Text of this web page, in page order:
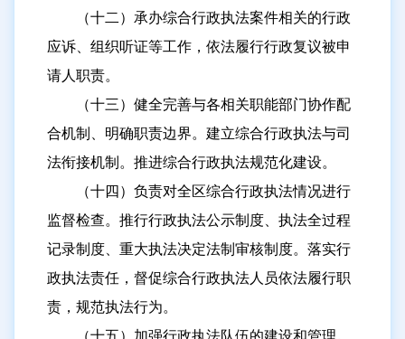
（十二）承办综合行政执法案件相关的行政
应诉、组织听证等工作，依法履行行政复议被申
请人职责。
（十三）健全完善与各相关职能部门协作配
合机制、明确职责边界。建立综合行政执法与司
法衔接机制。推进综合行政执法规范化建设。
（十四）负责对全区综合行政执法情况进行
监督检查。推行行政执法公示制度、执法全过程
记录制度、重大执法决定法制审核制度。落实行
政执法责任，督促综合行政执法人员依法履行职
责，规范执法行为。
（十五）加强行政执法队伍的建设和管理。